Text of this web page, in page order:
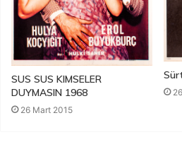
SUS SUS KIMSELER
DUYMASIN 1968
26 Mart 2015